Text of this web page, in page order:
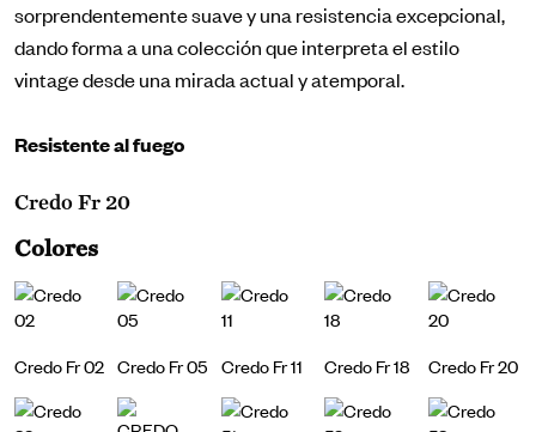
Credo Fr 20
Colores
Credo Fr 02 Credo Fr 05 Credo Fr 11 Credo Fr 18 Credo Fr 20
sorprendentemente suave y una resistencia excepcional,
dando forma a una colección que interpreta el estilo
vintage desde una mirada actual y atemporal.
Resistente al fuego